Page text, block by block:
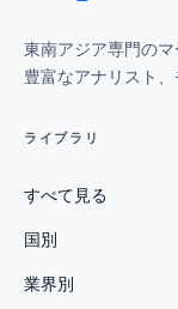
東南アジア専門の
豊富なアナリスト、
ライブラリ
すべて見る
国別
業界別